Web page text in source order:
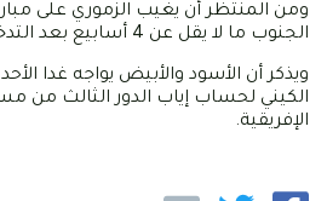
ومن المنتظر أن يغيب الزموري على
الجنوب ما لا يقل عن 4 أسابيع بعد التدخل الجراحي.
ويذكر أن الأسود والأبيض يواجه غدا
الكيني لحساب إياب الدور الثالث من
الإفريقية.